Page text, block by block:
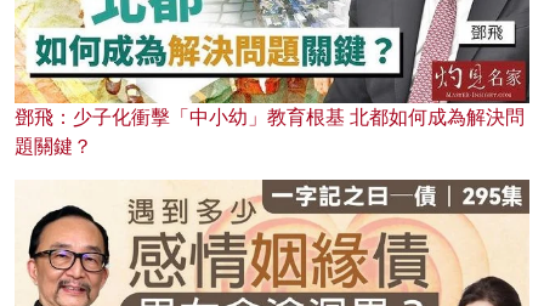
鄧飛：少子化衝擊「中小幼」教育根基 北都如何成為解決問
題關鍵？